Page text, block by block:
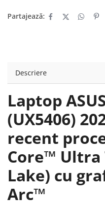
Partajează:
Descriere
Laptop
(UX5406)
recent
Core™ Ultra
Lake) cu
Arc™